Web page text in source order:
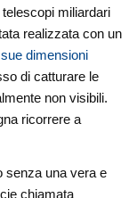
telescopi miliardari
realizzata con un
dimensioni
di catturare le
non visibili.
ricorrere a
senza una vera e
chiamata